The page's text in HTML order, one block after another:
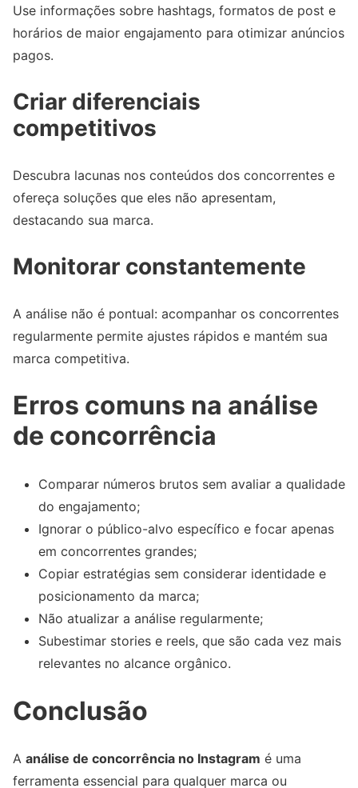
Use informações sobre hashtags, formatos de post e
horários de maior engajamento para otimizar anúncios
pagos.
Criar diferenciais
competitivos
Descubra lacunas nos conteúdos dos concorrentes e
ofereça soluções que eles não apresentam,
destacando sua marca.
Monitorar constantemente
A análise não é pontual: acompanhar os concorrentes
regularmente permite ajustes rápidos e mantém sua
marca competitiva.
Erros comuns na análise
de concorrência
Comparar números brutos sem avaliar a qualidade
do engajamento;
Ignorar o público-alvo específico e focar apenas
em concorrentes grandes;
Copiar estratégias sem considerar identidade e
posicionamento da marca;
Não atualizar a análise regularmente;
Subestimar stories e reels, que são cada vez mais
relevantes no alcance orgânico.
Conclusão
A análise de concorrência no Instagram é uma
ferramenta essencial para qualquer marca ou